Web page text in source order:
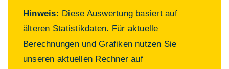
Hinweis: Diese Auswertung basiert auf
älteren Statistikdaten. Für aktuelle
Berechnungen und Grafiken nutzen Sie
unseren aktuellen Rechner auf